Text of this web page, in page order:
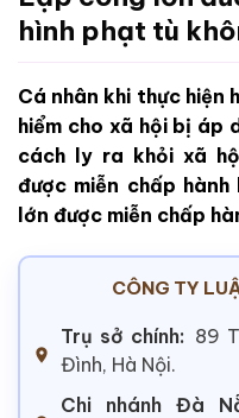
hình phạt tù
Cá nhân khi thực hiện
hiểm cho xã hội bị áp
cách ly ra khỏi xã
được miễn chấp
lớn được miễn chấp
CÔNG TY
Trụ sở chính: 89
Đình, Hà Nội.
Chi nhánh Đà